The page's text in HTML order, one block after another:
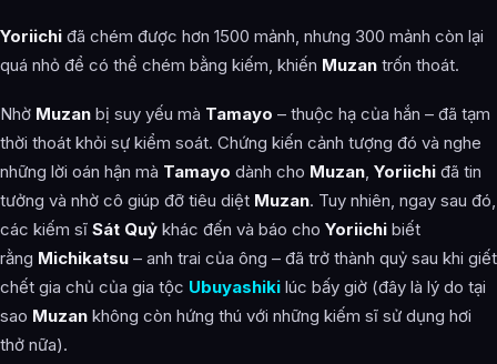
Yoriichi đã chém được hơn 1500 mảnh, nhưng 300 mảnh còn lại
quá nhỏ để có thể chém bằng kiếm, khiến Muzan trốn thoát.
Nhờ Muzan bị suy yếu mà Tamayo – thuộc hạ của hắn – đã tạm
thời thoát khỏi sự kiểm soát. Chứng kiến ​​cảnh tượng đó và nghe
những lời oán hận mà Tamayo dành cho Muzan, Yoriichi đã tin
tưởng và nhờ cô giúp đỡ tiêu diệt Muzan. Tuy nhiên, ngay sau đó,
các kiếm sĩ Sát Quỷ khác đến và báo cho Yoriichi biết
rằng Michikatsu – anh trai của ông – đã trở thành quỷ sau khi giết
chết gia chủ của gia tộc Ubuyashiki lúc bấy giờ (đây là lý do tại
sao Muzan không còn hứng thú với những kiếm sĩ sử dụng hơi
thở nữa).